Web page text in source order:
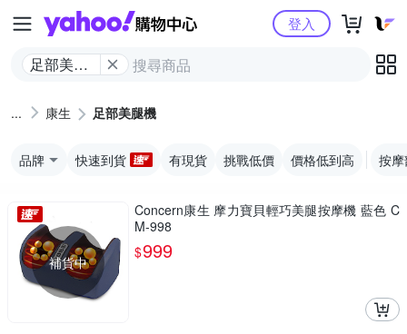
Yahoo購物中心
足部美腿
登入
康生 足部美腿機
品牌 快速到貨 有現貨 挑戰低價 價格低到高 按
補貨中
Concern康生 摩力寶貝輕巧美腿按摩機 藍色 C
M-998
$999